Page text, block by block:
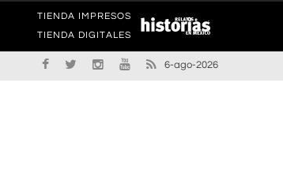
TIENDA IMPRESOS
TIENDA DIGITALES
6-ago-2026